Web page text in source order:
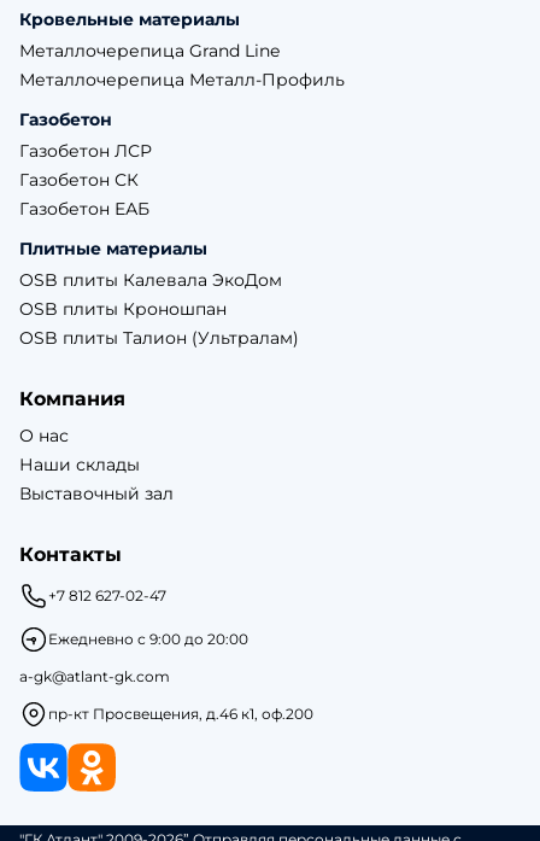
Кровельные материалы
Металлочерепица Grand Line
Металлочерепица Металл-Профиль
Газобетон
Газобетон ЛСР
Газобетон СК
Газобетон ЕАБ
Плитные материалы
OSB плиты Калевала ЭкоДом
OSB плиты Кроношпан
OSB плиты Талион (Ультралам)
Компания
О нас
Наши склады
Выставочный зал
Контакты
+7 812 627-02-47
Ежедневно с 9:00 до 20:00
a-gk@atlant-gk.com
пр-кт Просвещения, д.46 к1, оф.200